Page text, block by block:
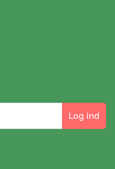
Log ind